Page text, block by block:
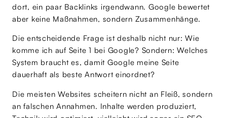
dort, ein paar Backlinks irgendwann. Google bewertet
aber keine Maßnahmen, sondern Zusammenhänge.
Die entscheidende Frage ist deshalb nicht nur: Wie
komme ich auf Seite 1 bei Google? Sondern: Welches
System braucht es, damit Google meine Seite
dauerhaft als beste Antwort einordnet?
Die meisten Websites scheitern nicht an Fleiß, sondern
an falschen Annahmen. Inhalte werden produziert,